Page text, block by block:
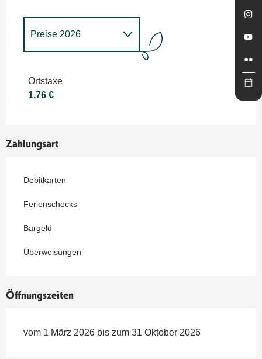
Preise 2026
Ortstaxe
1,76 €
Zahlungsart
Debitkarten
Ferienschecks
Bargeld
Überweisungen
Öffnungszeiten
vom 1 März 2026 bis zum 31 Oktober 2026